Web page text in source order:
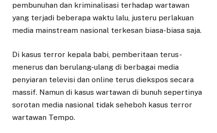
pembunuhan dan kriminalisasi terhadap wartawan
yang terjadi beberapa waktu lalu, justeru perlakuan
media mainstream nasional terkesan biasa-biasa saja.
Di kasus terror kepala babi, pemberitaan terus-
menerus dan berulang-ulang di berbagai media
penyiaran televisi dan online terus diekspos secara
massif. Namun di kasus wartawan di bunuh sepertinya
sorotan media nasional tidak seheboh kasus terror
wartawan Tempo.